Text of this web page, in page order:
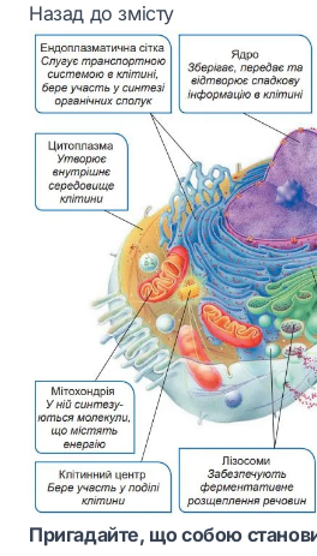
Назад до змісту
Пригадайте, що собою